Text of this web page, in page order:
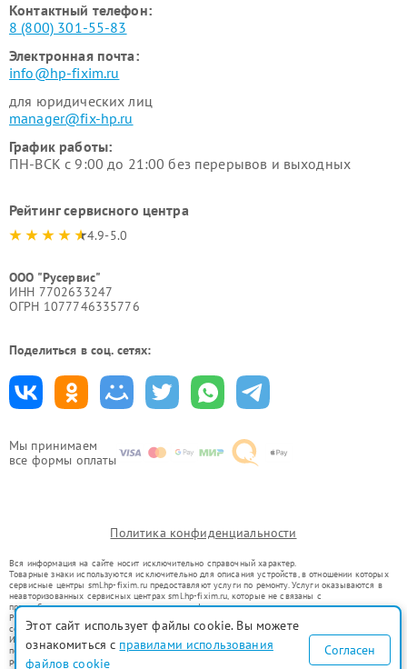
Мы принимаем
все формы оплаты
Контактный телефон:
8 (800) 301-55-83
Электронная почта:
info@hp-fixim.ru
для юридических лиц
manager@fix-hp.ru
График работы:
ПН-ВСК с 9:00 до 21:00 без перерывов и выходных
Рейтинг сервисного центра
4.9-5.0
ООО "Русервис"
ИНН 7702633247
ОГРН 1077746335776
Поделиться в соц. сетях:
Политика конфиденциальности
Вся информация на сайте носит исключительно справочный характер.
Товарные знаки используются исключительно для описания устройств, в отношении которых
сервисные центры sml.hp-fixim.ru предоставляют услуги по ремонту. Услуги оказываются в
неавторизованных сервисных центрах sml.hp-fixim.ru, которые не связаны с
правообладателями товарных знаков или их официальными представителями.
Ремонт осуществляется для устройств, уже введенных в гражданский оборот в соответствии
со статьей 1487 ГК РФ.
Использование товарных знаков не преследует цели индивидуализации услуг или введения
потребителей в заблуждение, а служит для информирования о предоставляемых услугах по
ремонту техники указанных брендов.
Этот сайт использует файлы cookie. Вы можете
ознакомиться с правилами использования
файлов cookie
Согласен